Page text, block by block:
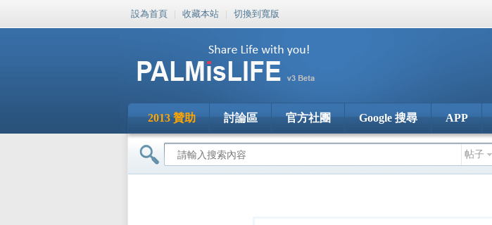
設為首頁 | 收藏本站 | 切換到寬版
2013 贊助 討論區 官方社團 Google 搜尋 APP
帖子